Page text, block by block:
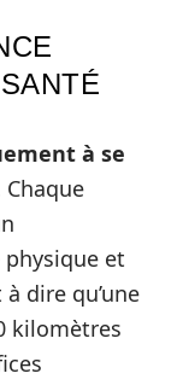
à se
Chaque
et
dire qu’une
kilomètres